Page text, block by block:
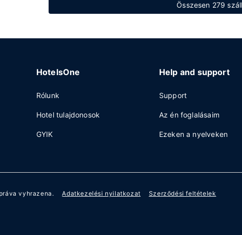
Összesen 279
HotelsOne
Rólunk
Hotel tulajdonosok
GYIK
Help and support
Support
Az én foglalásaim
Ezeken a nyelveken
vyhrazena. Adatkezelési nyilatkozat Szerződési feltételek